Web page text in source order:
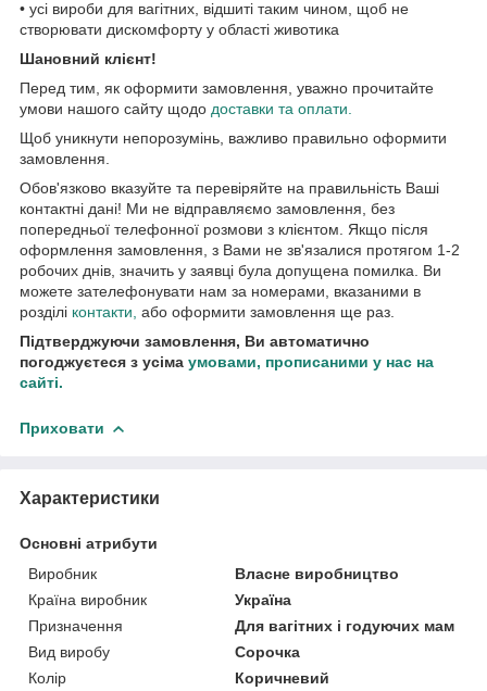
• усі вироби для вагітних, відшиті таким чином, щоб не
створювати дискомфорту у області животика
Шановний клієнт!
Перед тим, як оформити замовлення, уважно прочитайте
умови нашого сайту щодо доставки та оплати.
Щоб уникнути непорозумінь, важливо правильно оформити
замовлення.
Обов'язково вказуйте та перевіряйте на правильність Ваші
контактні дані! Ми не відправляємо замовлення, без
попередньої телефонної розмови з клієнтом. Якщо після
оформлення замовлення, з Вами не зв'язалися протягом 1-2
робочих днів, значить у заявці була допущена помилка. Ви
можете зателефонувати нам за номерами, вказаними в
розділі контакти, або оформити замовлення ще раз.
Підтверджуючи замовлення, Ви автоматично
погоджуєтеся з усіма умовами, прописаними у нас на
сайті.
Приховати
Характеристики
Основні атрибути
Виробник
Власне виробництво
Країна виробник
Україна
Призначення
Для вагітних і годуючих мам
Вид виробу
Сорочка
Колір
Коричневий